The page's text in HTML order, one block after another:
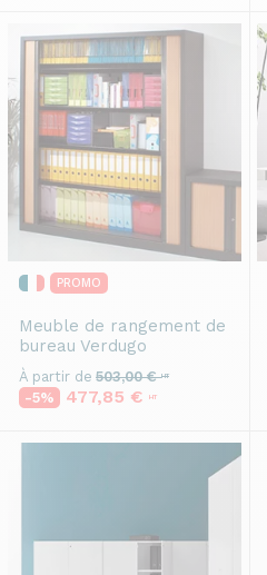
PROMO
Meuble de rangement de
bureau Verdugo
À partir de 503,00 €HT
-5% 477,85 € HT